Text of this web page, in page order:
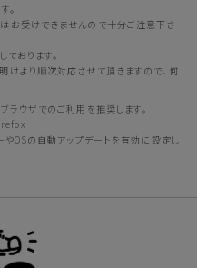
。
お受けできませんので十分ご注意下さ
おります。
より順次対応させて頂きますので、何
ラウザでのご利用を推奨します。
やOSの自動アップデートを有効に設定し